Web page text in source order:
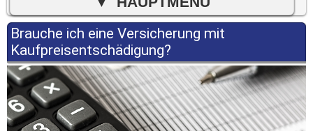
Brauche ich eine Versicherung mit
Kaufpreisentschädigung?